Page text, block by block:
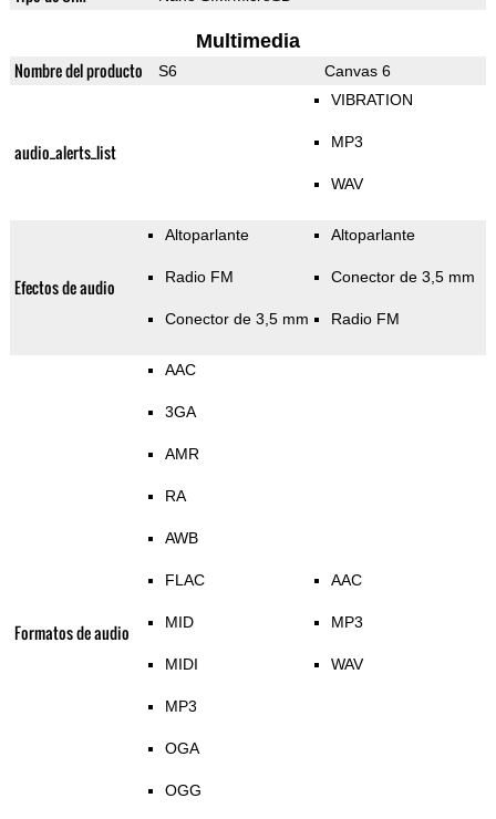
Multimedia
Nombre del producto S6 Canvas 6
audio_alerts_list
VIBRATION
MP3
WAV
Efectos de audio
Altoparlante
Radio FM
Conector de 3,5 mm
Altoparlante
Conector de 3,5 mm
Radio FM
Formatos de audio
AAC
3GA
AMR
RA
AWB
FLAC
MID
MIDI
MP3
OGA
OGG
AAC
MP3
WAV